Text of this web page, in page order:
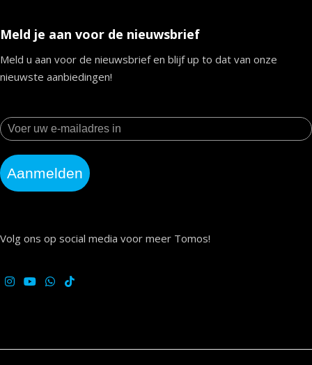
Meld je aan voor de nieuwsbrief
Meld u aan voor de nieuwsbrief en blijf up to dat van onze
nieuwste aanbiedingen!
Aanmelden
Volg ons op social media voor meer Tomos!